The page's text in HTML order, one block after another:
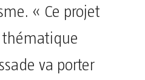
« Ce projet
thématique
va porter